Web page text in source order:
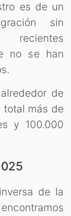
es de un
sin
no se han
de
total más de
y 100.000
de la